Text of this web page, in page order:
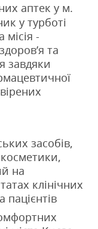
аптек у м.
у турботі
-
та
завдяки
засобів,
косметики,
на
клінічних
пацієнтів